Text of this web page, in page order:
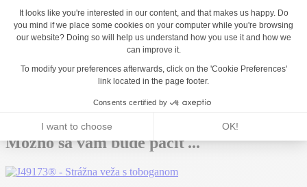
Možno sa vám bude páčiť...